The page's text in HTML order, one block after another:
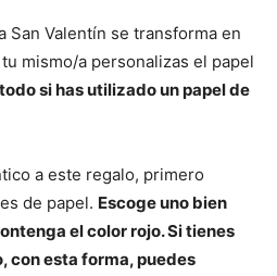
San Valentín se transforma en
mismo/a personalizas el papel
si has utilizado un papel de
a este regalo, primero
de papel. Escoge uno bien
el color rojo. Si tienes
con esta forma, puedes